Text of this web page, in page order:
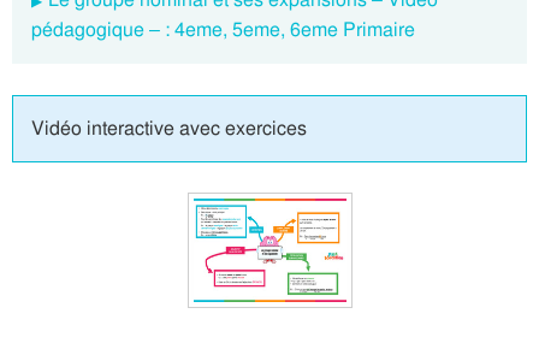
pédagogique – : 4eme, 5eme, 6eme Primaire
Vidéo interactive avec exercices